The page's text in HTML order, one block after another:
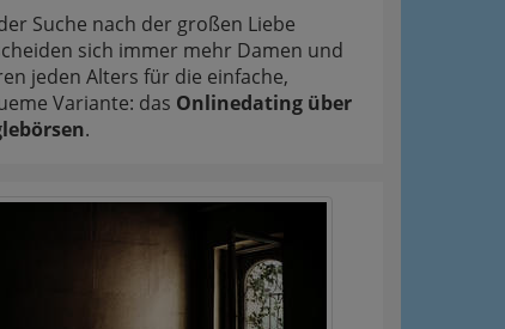
Suche nach der großen Liebe
sich immer mehr Damen und
jeden Alters für die einfache,
Variante: das Onlinedating über
.